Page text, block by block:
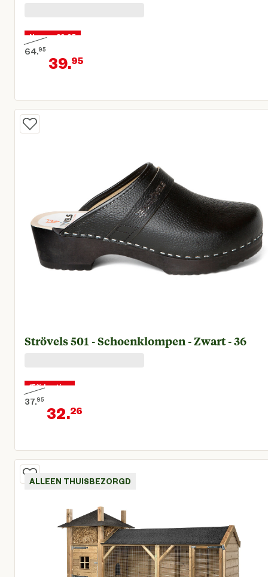
Nu voor 39,95
64.95
Oorspronkelijke prijs € 64,95
39.95
Huidige prijs € 39,95
Strövels 501 - Schoenklompen - Zwart - 36
15% korting
37.95
Oorspronkelijke prijs € 37,95
32.26
Huidige prijs € 32,26
ALLEEN THUISBEZORGD